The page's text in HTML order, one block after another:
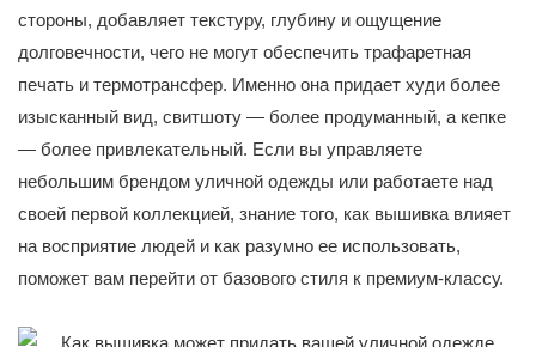
стороны, добавляет текстуру, глубину и ощущение
долговечности, чего не могут обеспечить трафаретная
печать и термотрансфер. Именно она придает худи более
изысканный вид, свитшоту — более продуманный, а кепке
— более привлекательный. Если вы управляете
небольшим брендом уличной одежды или работаете над
своей первой коллекцией, знание того, как вышивка влияет
на восприятие людей и как разумно ее использовать,
поможет вам перейти от базового стиля к премиум-классу.